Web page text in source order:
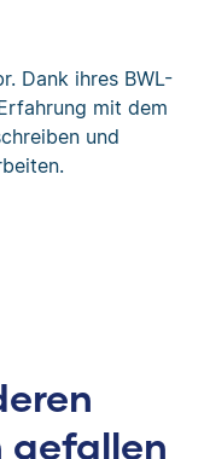
Dank ihres BWL-
mit dem
und
gefallen